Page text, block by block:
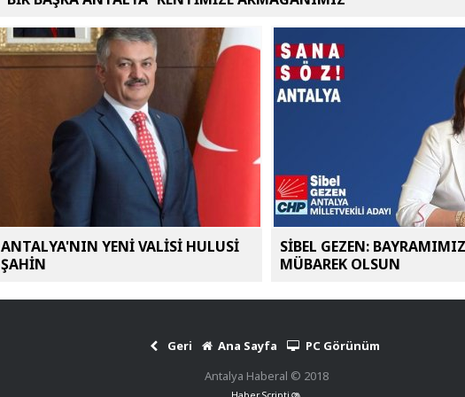
ANTALYA'NIN YENİ VALİSİ HULUSİ
ŞAHİN
SİBEL GEZEN: BAYRAMIMIZ
MÜBAREK OLSUN
Geri Ana Sayfa
PC Görünüm
Antalya Haberal © 2018